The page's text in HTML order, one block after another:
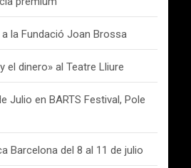
la Fundació Joan Brossa
el dinero» al Teatre Lliure
Julio en BARTS Festival, Pole
Barcelona del 8 al 11 de julio